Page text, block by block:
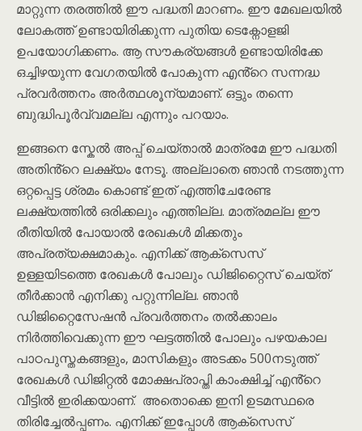
മാറ്റുന്ന തരത്തിൽ ഈ പദ്ധതി മാറണം. ഈ മേഖലയിൽ
ലോകത്ത് ഉണ്ടായിരിക്കുന്ന പുതിയ ടെക്നോളജി
ഉപയോഗിക്കണം. ആ സൗകര്യങ്ങൾ ഉണ്ടായിരിക്കേ
ഒച്ചിഴയുന്ന വേഗതയിൽ പോകുന്ന എൻ്റെ സന്നദ്ധ
പ്രവർത്തനം അർത്ഥശൂന്യമാണ്. ഒട്ടും തന്നെ
ബുദ്ധിപൂർവ്വമല്ല എന്നും പറയാം.
ഇങ്ങനെ സ്കേൽ അപ്പ് ചെയ്താൽ മാത്രമേ ഈ പദ്ധതി
അതിൻ്റെ ലക്ഷ്യം നേടൂ. അല്ലാതെ ഞാൻ നടത്തുന്ന
ഒറ്റപ്പെട്ട ശ്രമം കൊണ്ട് ഇത് എത്തിചേരേണ്ട
ലക്ഷ്യത്തിൽ ഒരിക്കലും എത്തില്ല. മാത്രമല്ല ഈ
രീതിയിൽ പോയാൽ രേഖകൾ മിക്കതും
അപ്രത്യക്ഷമാകും. എനിക്ക് ആക്സെസ്
ഉള്ളയിടത്തെ രേഖകൾ പോലും ഡിജിറ്റൈസ് ചെയ്ത്
തീർക്കാൻ എനിക്കു പറ്റുന്നില്ല. ഞാൻ
ഡിജിറ്റൈസേഷൻ പ്രവർത്തനം തൽക്കാലം
നിർത്തിവെക്കുന്ന ഈ ഘട്ടത്തിൽ പോലും പഴയകാല
പാഠപുസ്തകങ്ങളും, മാസികളും അടക്കം 500നടുത്ത്
രേഖകൾ ഡിജിറ്റൽ മോക്ഷപ്രാപ്തി കാംക്ഷിച്ച് എൻ്റെ
വീട്ടിൽ ഇരിക്കയാണ്. അതൊക്കെ ഇനി ഉടമസ്ഥരെ
തിരിച്ചേൽപ്പണം. എനിക്ക് ഇപ്പോൾ ആക്സെസ്